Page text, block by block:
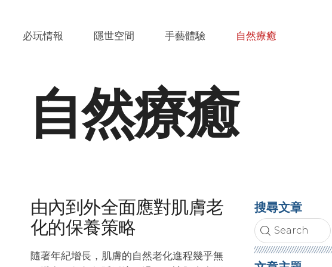
必玩情報 隱世空間 手藝體驗 自然療癒
自然療癒
Pandemic
Conflicts
Economy
由內到外全面應對肌膚老
化的保養策略
隨著年紀增長，肌膚的自然老化進程幾乎無
搜尋文章